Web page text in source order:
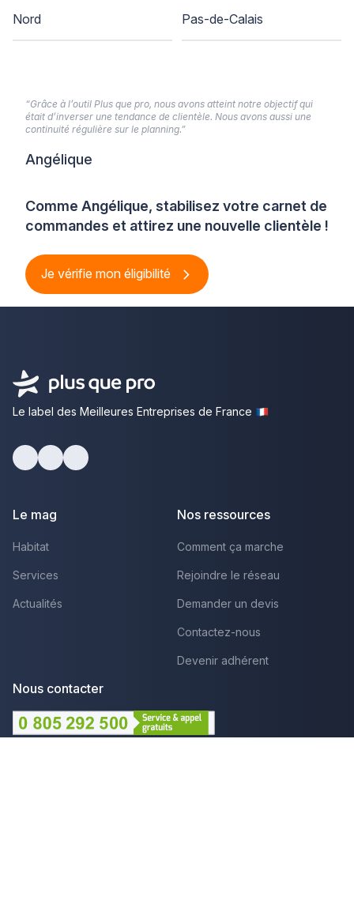
Nord Pas-de-Calais
Comme Angélique, stabilisez votre carnet de
commandes et attirez une nouvelle clientèle !
Je vérifie mon éligibilité
“Grâce à l’outil Plus que pro, nous avons atteint notre objectif qui
était d’inverser une tendance de clientèle. Nous avons aussi une
continuité régulière sur le planning.”
Angélique
Le label des Meilleures Entreprises de France
Le mag
Habitat
Services
Actualités
Nos ressources
Comment ça marche
Rejoindre le réseau
Demander un devis
Contactez-nous
Devenir adhérent
Nous contacter